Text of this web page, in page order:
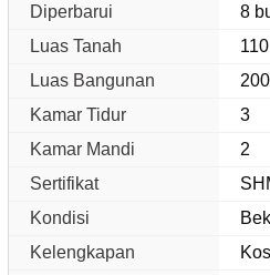
Diperbarui
8
Luas Tanah
Luas Bangunan
Kamar Tidur
3
Kamar Mandi
2
Sertifikat
Kondisi
Kelengkapan